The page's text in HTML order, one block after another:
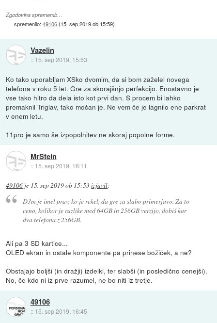
Zgodovina sprememb…
spremenilo:49106(15. sep 2019 ob 15:59)
Vazelin
:: 15. sep 2019, 15:53
Ko tako uporabljam XSko dvomim, da si bom zaželel novega
telefona v roku 5 let. Gre za skorajšnjo perfekcijo. Enostavno je
vse tako hitro da dela isto kot prvi dan. S procem bi lahko
premaknil Triglav, tako močan je. Ne vem če je lagnilo ene parkrat
v enem letu.
11pro je samo še izpopolnitev ne skoraj popolne forme.
MrStein
:: 15. sep 2019, 16:11
49106 je 15. sep 2019 ob 15:53izjavil:
D3m je imel prav, ko je rekel, da gre za slabo primerjavo. Za to
ceno, kolikor je razlike med 64GB in 256GB verzijo, dobiš kar
dva telefona z 256GB.
Ali pa 3 SD kartice...
OLED ekran in ostale komponente pa prinese božiček, a ne?
Obstajajo boljši (in dražji) izdelki, ter slabši (in posledično cenejši).
No, če kdo ni iz prve razumel, ne bo niti iz tretje.
49106
:: 15. sep 2019, 16:45